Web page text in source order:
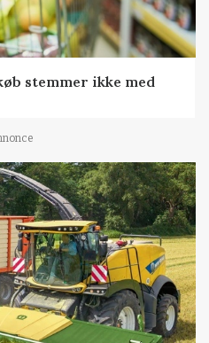
stemmer ikke med